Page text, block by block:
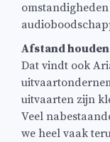
Afstand houden
Dat vindt ook
uitvaarten zijn
Veel
we heel vaak